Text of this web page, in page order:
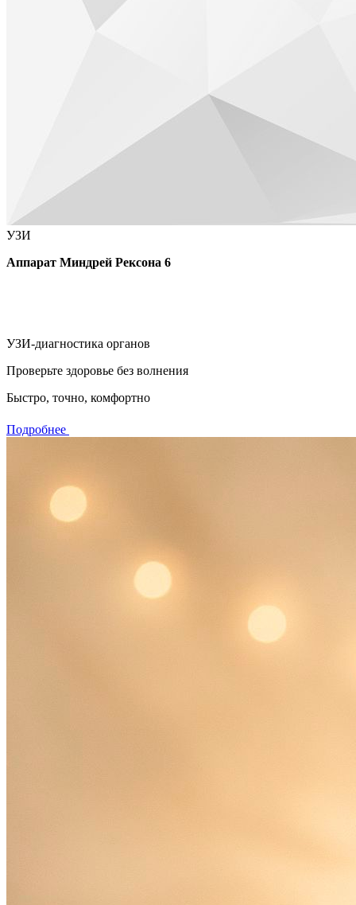
УЗИ
Аппарат Миндрей Рексона 6
УЗИ-диагностика органов
Проверьте здоровье без волнения
Быстро, точно, комфортно
Подробнее